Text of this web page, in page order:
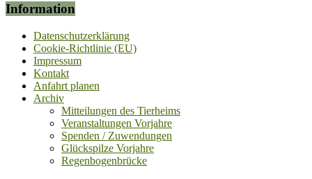
Information
Datenschutzerklärung
Cookie-Richtlinie (EU)
Impressum
Kontakt
Anfahrt planen
Archiv
Mitteilungen des Tierheims
Veranstaltungen Vorjahre
Spenden / Zuwendungen
Glückspilze Vorjahre
Regenbogenbrücke